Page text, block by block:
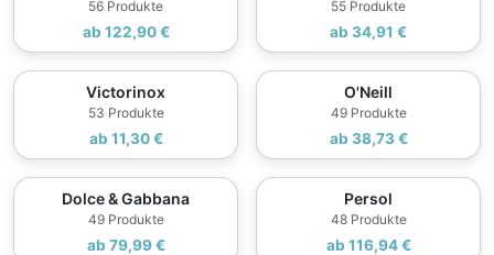
56 Produkte
ab 122,90 €
55 Produkte
ab 34,91 €
Victorinox
53 Produkte
ab 11,30 €
O'Neill
49 Produkte
ab 38,73 €
Dolce & Gabbana
49 Produkte
ab 79,99 €
Persol
48 Produkte
ab 116,94 €